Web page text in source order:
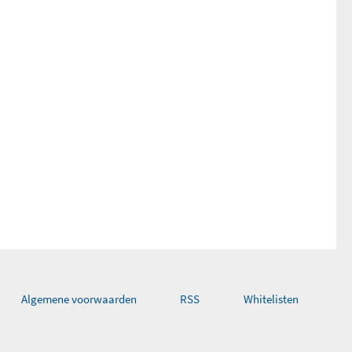
Algemene voorwaarden RSS Whitelisten